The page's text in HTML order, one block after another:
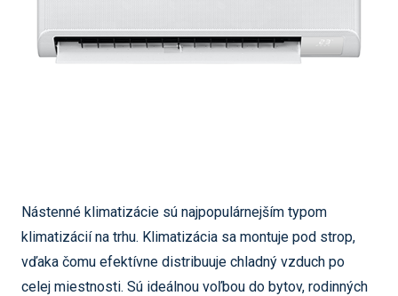
Nástenné klimatizácie sú najpopulárnejším typom
klimatizácií na trhu. Klimatizácia sa montuje pod strop,
vďaka čomu efektívne distribuuje chladný vzduch po
celej miestnosti. Sú ideálnou voľbou do bytov, rodinných